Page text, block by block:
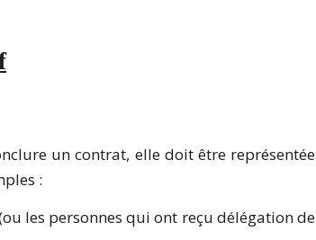
un contrat, elle doit être représentée
:
les personnes qui ont reçu délégation de